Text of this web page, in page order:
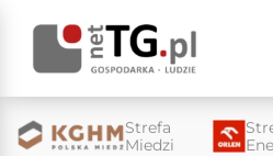
Strefa
Miedzi